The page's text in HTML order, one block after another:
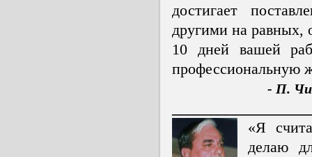
достигает
другими на равных,
10 дней вашей
профессиональную
- П.
«Я
делаю